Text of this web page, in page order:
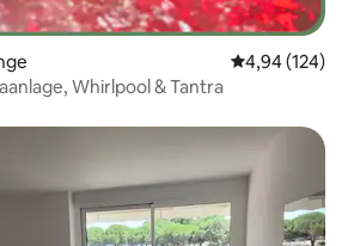
4,94 (124)
Whirlpool & Tantra